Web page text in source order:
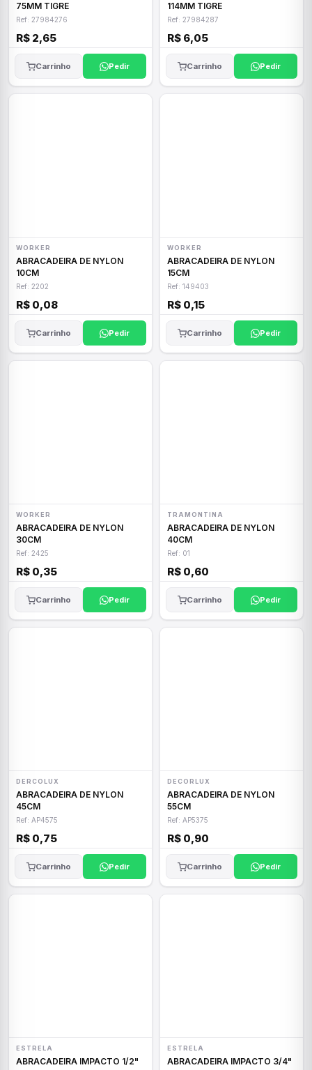
75MM TIGRE
Ref: 27984276
R$ 2,65
Carrinho Pedir
114MM TIGRE
Ref: 27984287
R$ 6,05
Carrinho Pedir
WORKER
ABRACADEIRA DE NYLON
10CM
Ref: 2202
R$ 0,08
Carrinho Pedir
WORKER
ABRACADEIRA DE NYLON
15CM
Ref: 149403
R$ 0,15
Carrinho Pedir
WORKER
ABRACADEIRA DE NYLON
30CM
Ref: 2425
R$ 0,35
Carrinho Pedir
TRAMONTINA
ABRACADEIRA DE NYLON
40CM
Ref: 01
R$ 0,60
Carrinho Pedir
DERCOLUX
ABRACADEIRA DE NYLON
45CM
Ref: AP4575
R$ 0,75
Carrinho Pedir
DECORLUX
ABRACADEIRA DE NYLON
55CM
Ref: AP5375
R$ 0,90
Carrinho Pedir
ESTRELA
ABRACADEIRA IMPACTO 1/2"
ESTRELA
ABRACADEIRA IMPACTO 3/4"